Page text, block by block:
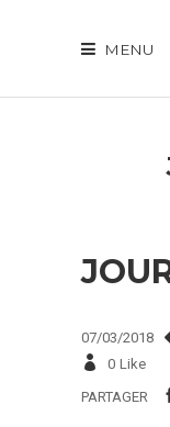
MENU
07/03/2018
0 Like
PARTAGER